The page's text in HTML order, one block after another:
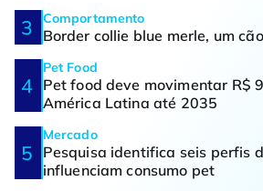
Comportamento
Border collie blue merle, um
Pet Food
Pet food deve movimentar R$
América Latina até 2035
Mercado
Pesquisa identifica seis perfis
influenciam consumo pet